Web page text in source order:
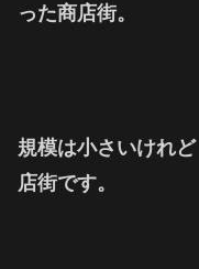
った商店街。
規模は小さいけれ
店街です。